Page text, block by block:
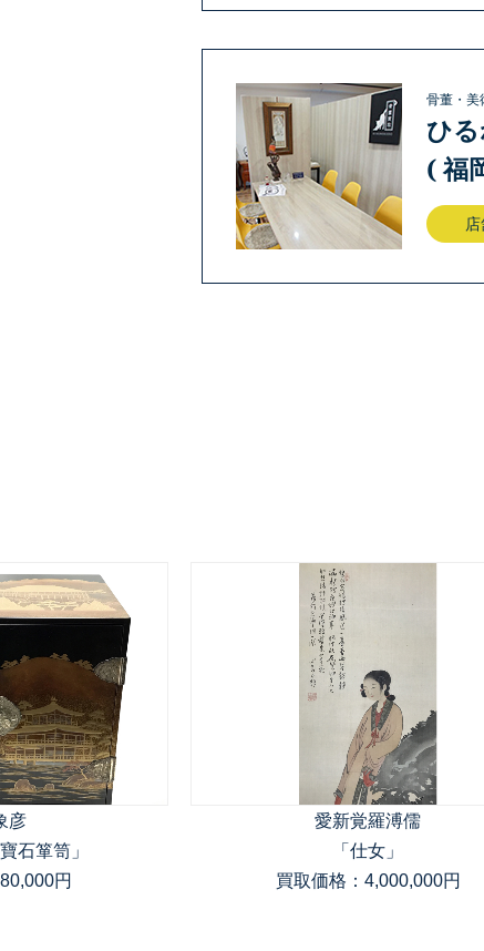
骨董・美
ひ
( 福
彦
石箪笥」
円
愛新覚羅溥儒
「仕女」
買取価格：4,000,000円